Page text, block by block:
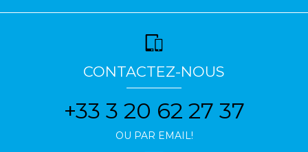
CONTACTEZ-NOUS
+33 3 20 62 27 37
OU PAR EMAIL!